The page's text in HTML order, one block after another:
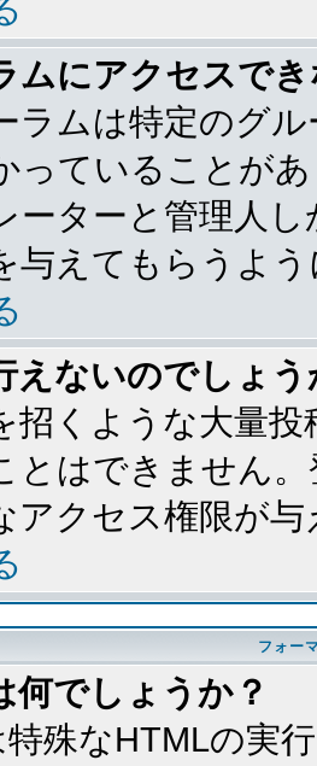
ムにアクセスで
ラムは特定のグ
っていることが
ーターと管理人
与えてもらうよ
えないのでしょう
招くような大量
とはできません
アクセス権限が
フォー
何でしょうか？
殊なHTMLの実